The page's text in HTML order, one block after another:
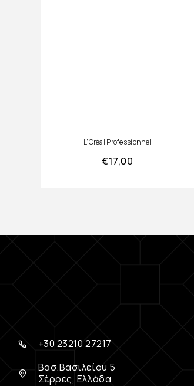
L'Oréal Professionnel
€17,00
+30 23210 27217
Βασ.Βασιλείου 5
Σέρρες, Ελλάδα